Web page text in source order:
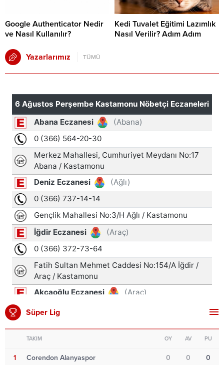
Google Authenticator Nedir
ve Nasıl Kullanılır?
Kedi Tuvalet Eğitimi Lazımlık
Nasıl Verilir? Adım Adım
Yazarlarımız TÜMÜ
Süper Lig
TAKIM OY AV PU
1 Corendon Alanyaspor 0 0 0